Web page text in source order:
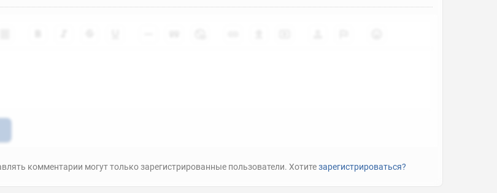
комментарии могут только зарегистрированные пользователи. Хотитезарегистрироваться?